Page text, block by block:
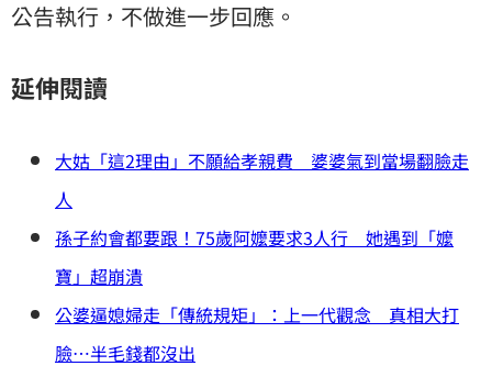
公告執行，不做進一步回應。
延伸閱讀
大姑「這2理由」不願給孝親費 婆婆氣到當場翻臉走
人
孫子約會都要跟！75歲阿嬤要求3人行 她遇到「嬤
寶」超崩潰
公婆逼媳婦走「傳統規矩」：上一代觀念 真相大打
臉…半毛錢都沒出